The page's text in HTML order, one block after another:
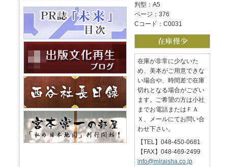
判型：A5
ページ：376
Cコード：C0031
在庫が非常に少ないた
め、美本がご用意できな
い場合や、時間差で在庫
切れとなる場合がござい
ます。ご希望の方は小社
までお電話またはＦＡ
Ｘ、メールにてお問い合
わせ下さい。
【TEL】048-450-0681
【FAX】048-469-2499
info@miraisha.co.jp